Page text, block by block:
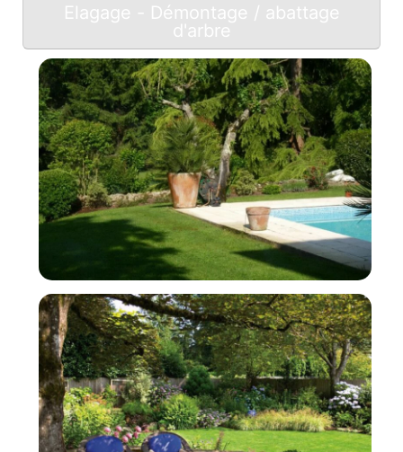
Elagage - Démontage / abattage
d'arbre